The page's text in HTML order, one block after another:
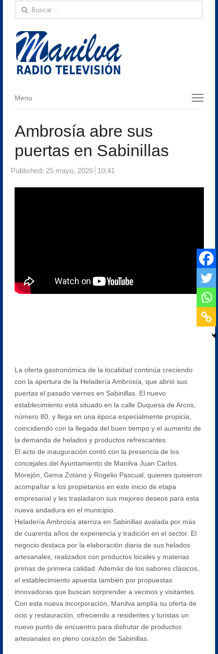
Buscar:
Menu
Menu
Ambrosía abre sus
puertas en Sabinillas
Published: 25 mayo, 2026 10:41
La oferta gastronómica de la localidad continúa creciendo
con la apertura de la Heladería Ambrosía, que abrió sus
puertas el pasado viernes en Sabinillas. El nuevo
establecimiento está situado en la calle Duquesa de Arcos,
número 80, y llega en una época especialmente propicia,
coincidiendo con la llegada del buen tiempo y el aumento de
la demanda de helados y productos refrescantes.
El acto de inauguración contó con la presencia de los
concejales del Ayuntamiento de Manilva Juan Carlos
Morejón, Gema Zotano y Rogelio Pascual, quienes quisieron
acompañar a los propietarios en este inicio de etapa
empresarial y les trasladaron sus mejores deseos para esta
nueva andadura en el municipio.
Heladería Ambrosía aterriza en Sabinillas avalada por más
de cuarenta años de experiencia y tradición en el sector. El
negocio destaca por la elaboración diaria de sus helados
artesanales, realizados con productos locales y materias
primas de primera calidad. Además de los sabores clásicos,
el establecimiento apuesta también por propuestas
innovadoras que buscan sorprender a vecinos y visitantes.
Con esta nueva incorporación, Manilva amplía su oferta de
ocio y restauración, ofreciendo a residentes y turistas un
nuevo punto de encuentro para disfrutar de productos
artesanales en pleno corazón de Sabinillas.